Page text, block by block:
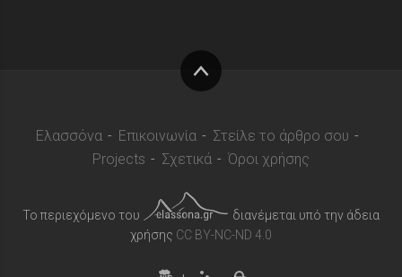
Ελασσόνα Επικοινωνία
Στείλε το άρθρο σου
Projects
Σχετικά Όροι χρήσης
Το περιεχόμενο του
διανέμεται υπό την άδεια
χρήσης CC BY-NC-ND 4.0